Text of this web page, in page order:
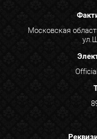
Московская